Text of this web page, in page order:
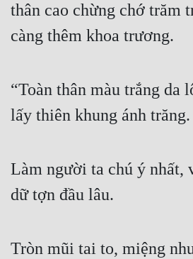
thân cao chừng chớ trăm
càng thêm khoa trương.
“Toàn thân màu trắng da
lấy thiên khung ánh trăng.
Làm người ta chú ý nhất,
dữ tợn đầu lâu.
Tròn mũi tai to, miệng